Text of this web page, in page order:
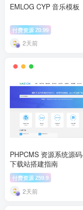
EMLOG CYP 音乐模板
付费资源 Z0.99
2天前
PHPCMS 资源系统源
下载站搭建指南
付费资源 Z59.9
2天前